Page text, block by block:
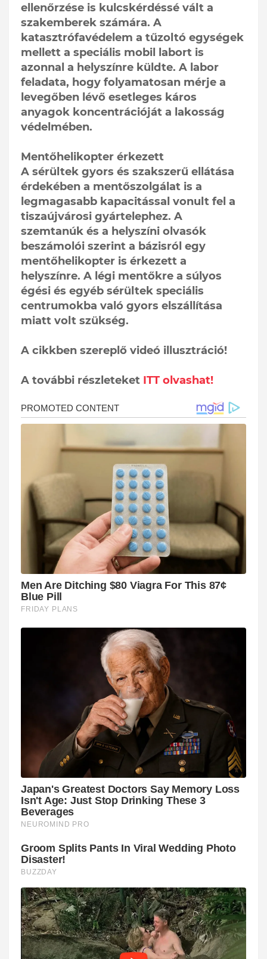
ellenőrzése is kulcskérdéssé vált a
szakemberek számára. A
katasztrófavédelem a tűzoltó egységek
mellett a speciális mobil labort is
azonnal a helyszínre küldte. A labor
feladata, hogy folyamatosan mérje a
levegőben lévő esetleges káros
anyagok koncentrációját a lakosság
védelmében.
Mentőhelikopter érkezett
A sérültek gyors és szakszerű ellátása
érdekében a mentőszolgálat is a
legmagasabb kapacitással vonult fel a
tiszaújvárosi gyártelephez. A
szemtanúk és a helyszíni olvasók
beszámolói szerint a bázisról egy
mentőhelikopter is érkezett a
helyszínre. A légi mentőkre a súlyos
égési és egyéb sérültek speciális
centrumokba való gyors elszállítása
miatt volt szükség.
A cikkben szereplő videó illusztráció!
A további részleteket ITT olvashat!